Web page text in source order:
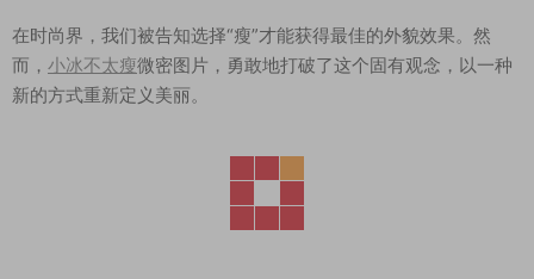
在时尚界，我们被告知选择“瘦”才能获得最佳的外貌效果。然
而， 小冰不太瘦微密图片，勇敢地打破了这个固有观念，以一种
新的方式重新定义美丽。